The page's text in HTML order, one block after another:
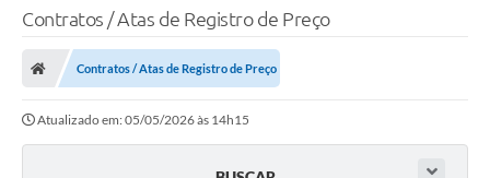
Contratos / Atas de Registro de Preço
Contratos / Atas de Registro de Preço
Atualizado em: 05/05/2026 às 14h15